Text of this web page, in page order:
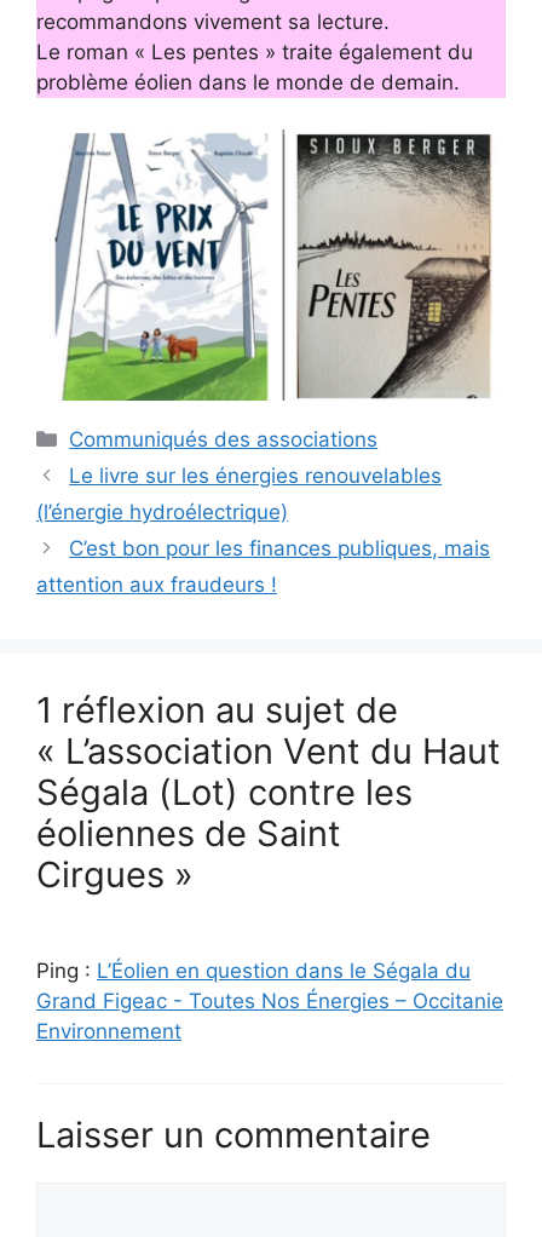
recommandons vivement sa lecture.
Le roman « Les pentes » traite également du
problème éolien dans le monde de demain.
Catégories
Communiqués des associations
Le livre sur les énergies renouvelables
(l’énergie hydroélectrique)
C’est bon pour les finances publiques, mais
attention aux fraudeurs !
1 réflexion au sujet de
« L’association Vent du Haut
Ségala (Lot) contre les
éoliennes de Saint
Cirgues »
Ping : L’Éolien en question dans le Ségala du
Grand Figeac - Toutes Nos Énergies – Occitanie
Environnement
Laisser un commentaire